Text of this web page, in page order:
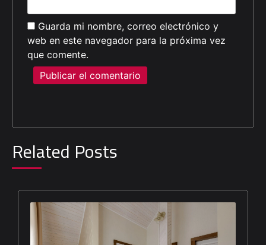
Guarda mi nombre, correo electrónico y
web en este navegador para la próxima vez
que comente.
Related Posts